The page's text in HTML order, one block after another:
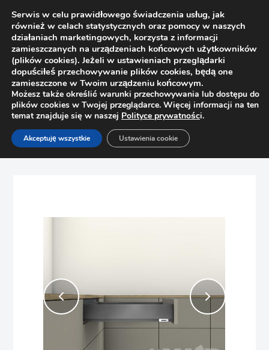
Strona główna Sklep
Bez kategorii
BLUM Szuflada Zestaw MERIVOBOX 450mm M 40kg
Serwis w celu prawidłowego świadczenia usług, jak
również w celach statystycznych oraz pomocy w naszych
działaniach marketingowych, korzysta z informacji
zamieszczanych na urządzeniach końcowych użytkowników
(plików cookies). Jeżeli w ustawieniach przeglądarki
dopuściłeś przechowywanie plików cookies, będą one
zamieszczone w Twoim urządzeniu końcowym.
Możesz także określić warunki przechowywania lub dostępu do
plików cookies w Twojej przeglądarce. Więcej informacji na ten
temat znajduje się w naszej Polityce prywatności.
Akceptuję wszystkie Ustawienia cookie